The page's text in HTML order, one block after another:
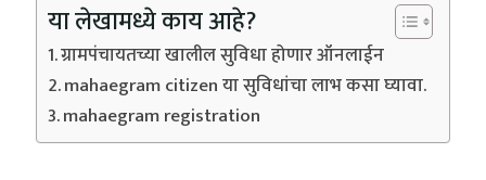
या लेखामध्ये काय आहे?
ग्रामपंचायतच्या खालील सुविधा होणार ऑनलाईन
mahaegram citizen या सुविधांचा लाभ कसा घ्यावा.
mahaegram registration